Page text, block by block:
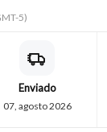
5)
Enviado
07, agosto 2026